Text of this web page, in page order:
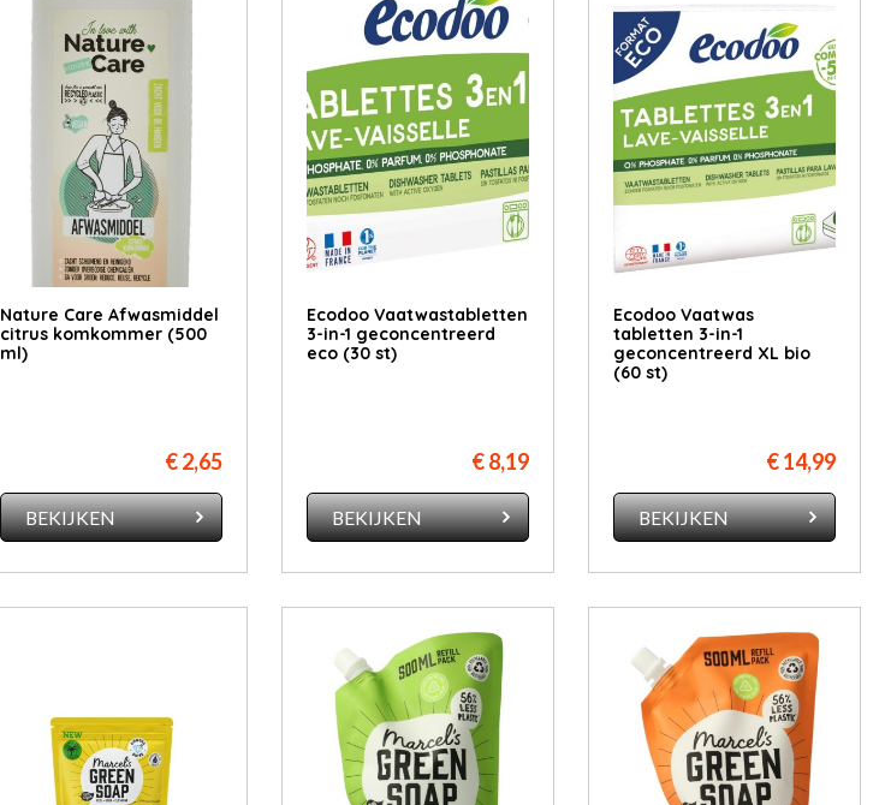
Nature Care Afwasmiddel
citrus komkommer (500
ml)
€ 2,65
BEKIJKEN
Ecodoo Vaatwastabletten
3-in-1 geconcentreerd
eco (30 st)
€ 8,19
BEKIJKEN
Ecodoo Vaatwas
tabletten 3-in-1
geconcentreerd XL bio
(60 st)
€ 14,99
BEKIJKEN